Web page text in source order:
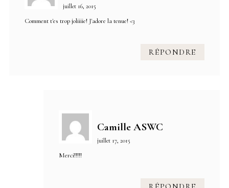
juillet 16, 2015
Comment t'es trop joliiiie! J'adore la tenue! <3
RÉPONDRE
Camille ASWC
juillet 17, 2015
Merci!!!!!